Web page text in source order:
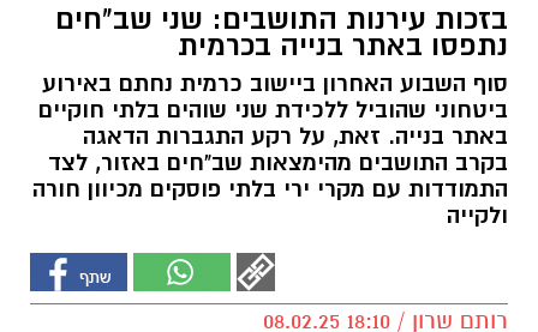
בזכות עירנות התושבים: שני שב"חים
נתפסו באתר בנייה בכרמית
סוף השבוע האחרון ביישוב כרמית נחתם באירוע
ביטחוני שהוביל ללכידת שני שוהים בלתי חוקיים
באתר בנייה. זאת, על רקע התגברות הדאגה
בקרב התושבים מהימצאות שב"חים באזור, לצד
התמודדות עם מקרי ירי בלתי פוסקים מכיוון חורה
ולקייה
רותם שרון / 18:10 08.02.25